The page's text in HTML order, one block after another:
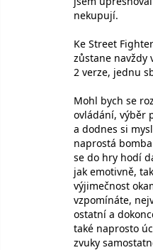
nekupují.
Ke Street
zůstane navždy
2 verze, jednu
Mohl bych se
ovládání, výběr
a dodnes si
naprostá
se do hry hodí
jak emotivně,
výjimečnost
vzpomínáte,
ostatní a
také naprosto
zvuky